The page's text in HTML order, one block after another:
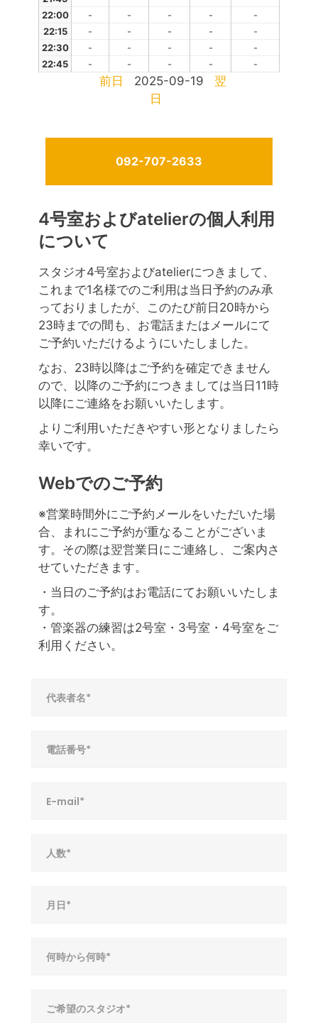
22:00
- - - -
-
22:15
- - - -
-
22:30
- - - -
-
22:45
- - - - -
前日 2025-09-19
翌
日
092-707-2633
4号室およびatelierの個人利用
について
スタジオ4号室およびatelierにつきまして、
これまで1名様でのご利用は当日予約のみ承
っておりましたが、このたび前日20時から
23時までの間も、お電話またはメールにて
ご予約いただけるようにいたしました。
なお、23時以降はご予約を確定できません
ので、以降のご予約につきましては当日11時
以降にご連絡をお願いいたします。
よりご利用いただきやすい形となりましたら
幸いです。
Webでのご予約
※営業時間外にご予約メールをいただいた場
合、まれにご予約が重なることがございま
す。その際は翌営業日にご連絡し、ご案内さ
せていただきます。
・当日のご予約はお電話にてお願いいたしま
す。
・管楽器の練習は2号室・3号室・4号室をご
利用ください。